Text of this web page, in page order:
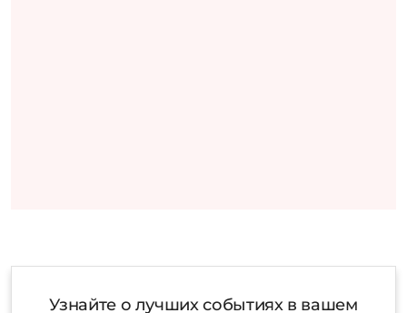
Узнайте о лучших событиях в вашем